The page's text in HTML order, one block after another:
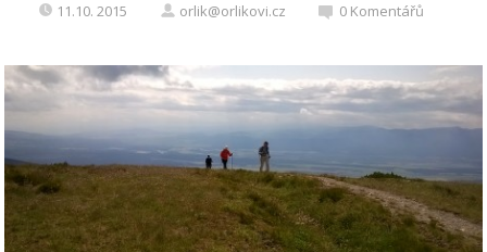
11.10. 2015 orlik@orlikovi.cz 0 Komentářů